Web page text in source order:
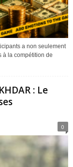
a non seulement
à la compétition de
: Le
0